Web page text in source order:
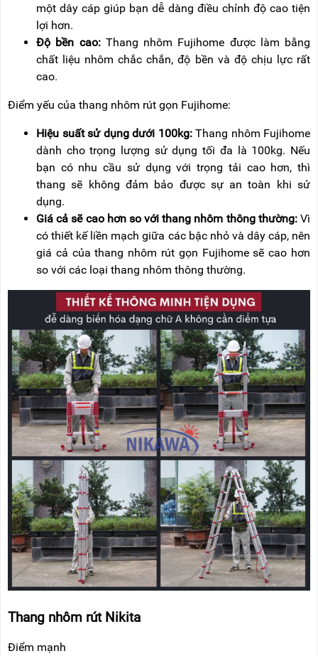
một dây cáp giúp bạn dễ dàng điều chỉnh độ cao tiện
lợi hơn.
Độ bền cao: Thang nhôm Fujihome được làm bằng
chất liệu nhôm chắc chắn, độ bền và độ chịu lực rất
cao.
Điểm yếu của thang nhôm rút gọn Fujihome:
Hiệu suất sử dụng dưới 100kg: Thang nhôm Fujihome
dành cho trọng lượng sử dụng tối đa là 100kg. Nếu
bạn có nhu cầu sử dụng với trọng tải cao hơn, thì
thang sẽ không đảm bảo được sự an toàn khi sử
dụng.
Giá cả sẽ cao hơn so với thang nhôm thông thường:Vì
có thiết kế liền mạch giữa các bậc nhỏ và dây cáp, nên
giá cả của thang nhôm rút gọn Fujihome sẽ cao hơn
so với các loại thang nhôm thông thường.
Thang nhôm rút Nikita
Điểm mạnh